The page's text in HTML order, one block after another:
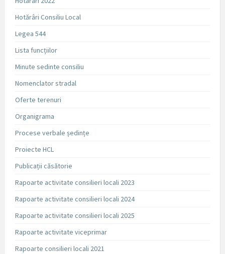
Hotărâri Consiliu Local
Legea 544
Lista funcțiilor
Minute sedinte consiliu
Nomenclator stradal
Oferte terenuri
Organigrama
Procese verbale ședințe
Proiecte HCL
Publicații căsătorie
Rapoarte activitate consilieri locali 2023
Rapoarte activitate consilieri locali 2024
Rapoarte activitate consilieri locali 2025
Rapoarte activitate viceprimar
Rapoarte consilieri locali 2021